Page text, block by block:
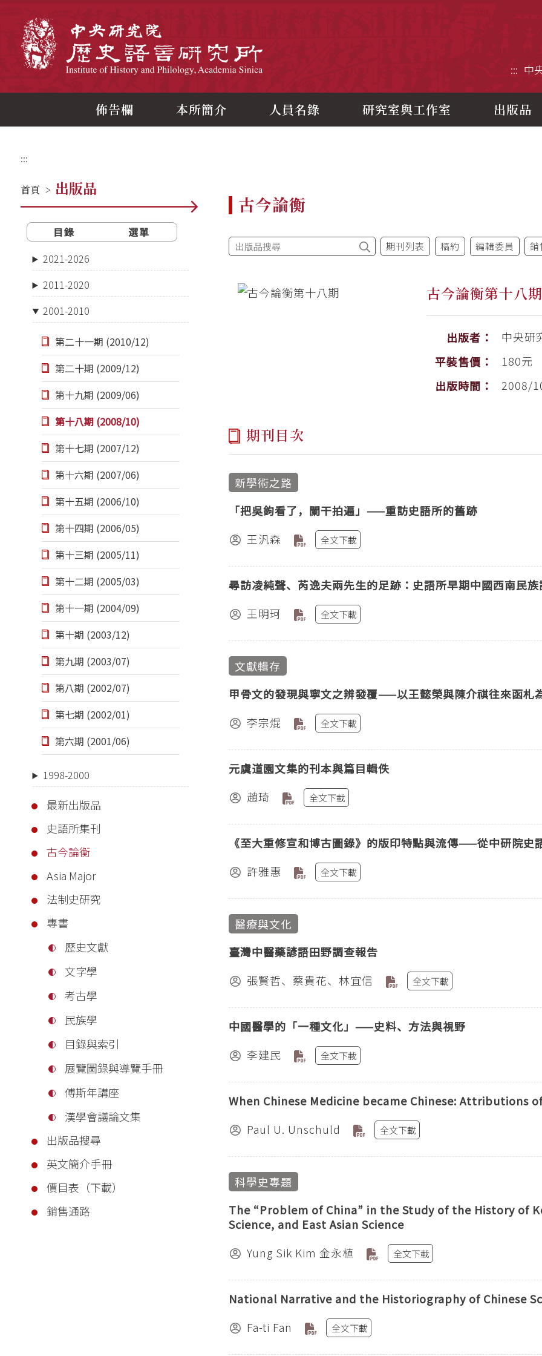
::: 中
佈告欄 本所簡介 人員名錄 研究室與工作室 出版品
:::
首頁 > 出版品
目錄
選單
2021-2026
2011-2020
2001-2010
第二十一期 (2010/12)
第二十期 (2009/12)
第十九期 (2009/06)
第十八期 (2008/10)
第十七期 (2007/12)
第十六期 (2007/06)
第十五期 (2006/10)
第十四期 (2006/05)
第十三期 (2005/11)
第十二期 (2005/03)
第十一期 (2004/09)
第十期 (2003/12)
第九期 (2003/07)
第八期 (2002/07)
第七期 (2002/01)
第六期 (2001/06)
1998-2000
最新出版品
史語所集刊
古今論衡
Asia Major
法制史研究
專書
歷史文獻
文字學
考古學
民族學
目錄與索引
展覽圖錄與導覽手冊
傅斯年講座
漢學會議論文集
出版品搜尋
英文簡介手冊
價目表（下載）
銷售通路
古今論衡
期刊列表 稿約 編輯委員 銷
古今論衡第十八期
出版者：
中央研
平裝售價：
180元
出版時間：
2008/
期刊目次
新學術之路
「把吳鉤看了，闌干拍遍」——重訪史語所的舊跡
王汎森
全文下載
尋訪凌純聲、芮逸夫兩先生的足跡：史語所早期中國西南民
王明珂
全文下載
文獻輯存
甲骨文的發現與寧文之辨發覆——以王懿榮與陳介祺往來函札
李宗焜
全文下載
元虞道園文集的刊本與篇目輯佚
趙琦
全文下載
《至大重修宣和博古圖錄》的版印特點與流傳——從中研院史
許雅惠
全文下載
醫療與文化
臺灣中醫藥諺語田野調查報告
張賢哲、蔡貴花、林宜信
全文下載
中國醫學的「一種文化」——史料、方法與視野
李建民
全文下載
When Chinese Medicine became Chinese: Attributions
Paul U. Unschuld
全文下載
科學史專題
The “Problem of China” in the Study of the History of
Science, and East Asian Science
Yung Sik Kim 金永植
全文下載
National Narrative and the Historiography of Chinese
Fa-ti Fan
全文下載